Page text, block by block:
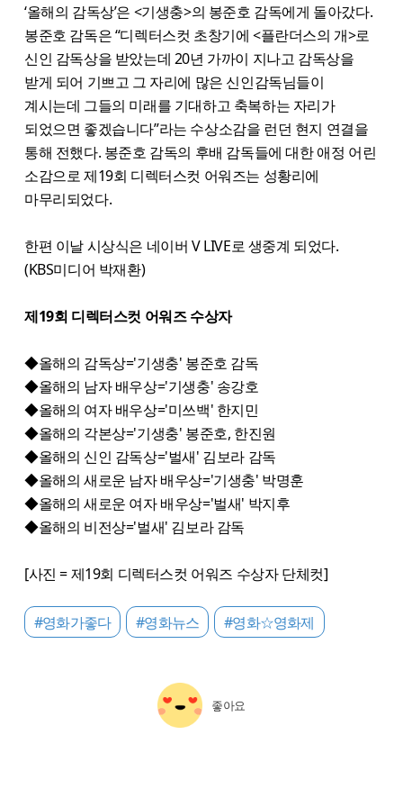
‘올해의 감독상’은 <기생충>의 봉준호 감독에게 돌아갔다.
봉준호 감독은 “디렉터스컷 초창기에 <플란더스의 개>로
신인 감독상을 받았는데 20년 가까이 지나고 감독상을
받게 되어 기쁘고 그 자리에 많은 신인감독님들이
계시는데 그들의 미래를 기대하고 축복하는 자리가
되었으면 좋겠습니다”라는 수상소감을 런던 현지 연결을
통해 전했다. 봉준호 감독의 후배 감독들에 대한 애정 어린
소감으로 제19회 디렉터스컷 어워즈는 성황리에
마무리되었다.
한편 이날 시상식은 네이버 V LIVE로 생중계 되었다.
(KBS미디어 박재환)
제19회 디렉터스컷 어워즈 수상자
◆올해의 감독상='기생충' 봉준호 감독
◆올해의 남자 배우상='기생충' 송강호
◆올해의 여자 배우상='미쓰백' 한지민
◆올해의 각본상='기생충' 봉준호, 한진원
◆올해의 신인 감독상='벌새' 김보라 감독
◆올해의 새로운 남자 배우상='기생충' 박명훈
◆올해의 새로운 여자 배우상='벌새' 박지후
◆올해의 비전상='벌새' 김보라 감독
[사진 = 제19회 디렉터스컷 어워즈 수상자 단체컷]
#영화가좋다 #영화뉴스 #영화☆영화제
좋아요